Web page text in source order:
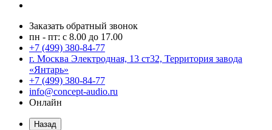
Заказать обратный звонок
пн - пт: с 8.00 до 17.00
+7 (499) 380-84-77
г. Москва Электродная, 13 ст32, Территория завода
«Янтарь»
+7 (499) 380-84-77
info@concept-audio.ru
Онлайн
Назад